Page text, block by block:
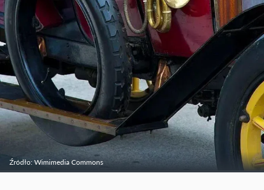
Źródło: Wimimedia Commons